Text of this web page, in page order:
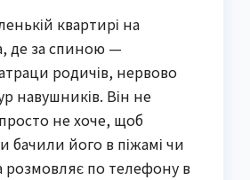
квартирі на
де за спиною —
родичів, нервово
навушників. Він не
не хоче, щоб
бачили його в піжамі чи
розмовляє по телефону в